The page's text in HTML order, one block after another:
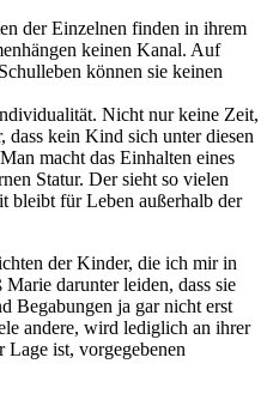
der Einzelnen finden in ihrem
keinen Kanal. Auf
können sie keinen
Nicht nur keine Zeit,
dass kein Kind sich unter diesen
macht das Einhalten eines
Statur. Der sieht so vielen
bleibt für Leben außerhalb der
der Kinder, die ich mir in
darunter leiden, dass sie
Begabungen ja gar nicht erst
andere, wird lediglich an ihrer
Lage ist, vorgegebenen